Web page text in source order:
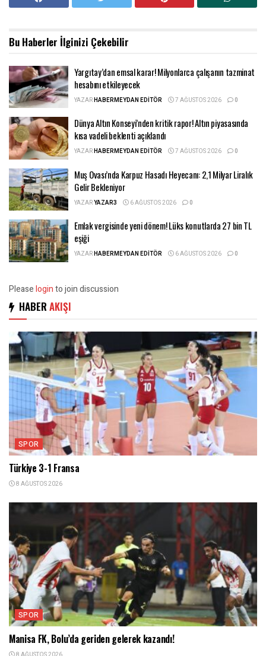
Bu Haberler İlginizi Çekebilir
Yargıtay’dan emsal karar! Milyonlarca çalışanın tazminat
hesabını etkileyecek
YAZARHABERMEYDAN EDITÖR 7 AĞUSTOS 2026 0
Dünya Altın Konseyi’nden kritik rapor! Altın piyasasında
kısa vadeli beklenti açıklandı
YAZARHABERMEYDAN EDITÖR 7 AĞUSTOS 2026 0
Muş Ovası’nda Karpuz Hasadı Heyecanı: 2,1 Milyar Liralık
Gelir Bekleniyor
YAZARYAZAR3 6 AĞUSTOS 2026 0
Emlak vergisinde yeni dönem! Lüks konutlarda 27 bin TL
eşiği
YAZARHABERMEYDAN EDITÖR 6 AĞUSTOS 2026 0
Pleaseloginto join discussion
HABER AKIŞI
SPOR
Türkiye 3-1 Fransa
8 AĞUSTOS 2026
SPOR
Manisa FK, Bolu’da geriden gelerek kazandı!